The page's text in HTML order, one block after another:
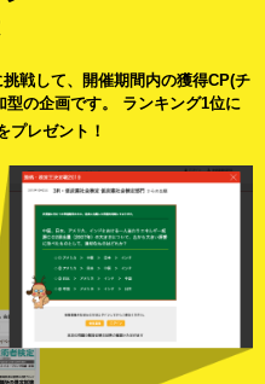
戦して、開催期間内の獲得CP(チ
の企画です。 ランキング1位に
プレゼント！